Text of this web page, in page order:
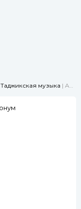
Таджикская музыка | Аминчон, Зокир- Бихонум 2025